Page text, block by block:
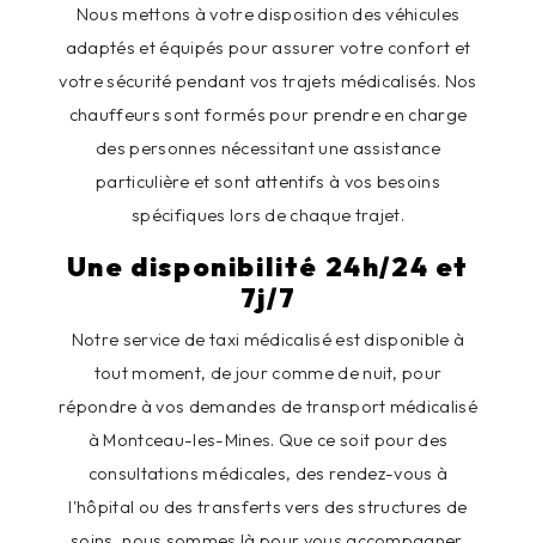
Nous mettons à votre disposition des véhicules
adaptés et équipés pour assurer votre confort et
votre sécurité pendant vos trajets médicalisés. Nos
chauffeurs sont formés pour prendre en charge
des personnes nécessitant une assistance
particulière et sont attentifs à vos besoins
spécifiques lors de chaque trajet.
Une disponibilité 24h/24 et
7j/7
Notre service de taxi médicalisé est disponible à
tout moment, de jour comme de nuit, pour
répondre à vos demandes de transport médicalisé
à Montceau-les-Mines. Que ce soit pour des
consultations médicales, des rendez-vous à
l'hôpital ou des transferts vers des structures de